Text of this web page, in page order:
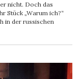
nicht. Doch das
Stück „Warum ich?“
in der russischen